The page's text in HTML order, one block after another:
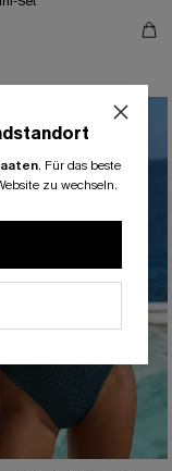
. Für das beste
zu wechseln.